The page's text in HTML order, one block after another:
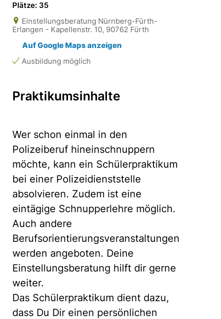
Plätze: 35
Einstellungsberatung Nürnberg-Fürth-
Erlangen - Kapellenstr. 10, 90762 Fürth
Auf Google Maps anzeigen
Ausbildung möglich
Praktikumsinhalte
Wer schon einmal in den
Polizeiberuf hineinschnuppern
möchte, kann ein Schülerpraktikum
bei einer Polizeidienststelle
absolvieren. Zudem ist eine
eintägige Schnupperlehre möglich.
Auch andere
Berufsorientierungsveranstaltungen
werden angeboten. Deine
Einstellungsberatung hilft dir gerne
weiter.
Das Schülerpraktikum dient dazu,
dass Du Dir einen persönlichen